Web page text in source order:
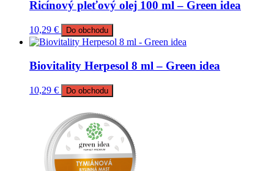
Ricínový pleťový olej 100 ml – Green idea
10,29 € Do obchodu
Biovitality Herpesol 8 ml – Green idea
10,29 € Do obchodu